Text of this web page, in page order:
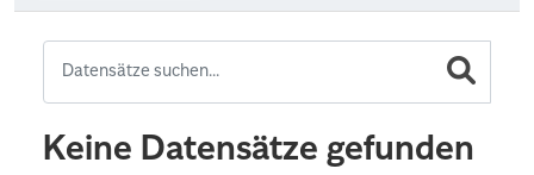
Keine Datensätze gefunden